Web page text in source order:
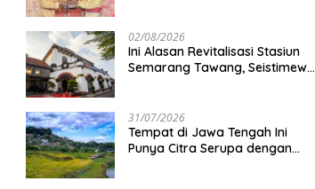
02/08/2026
Ini Alasan Revitalisasi Stasiun
Semarang Tawang, Seistimewa
31/07/2026
Tempat di Jawa Tengah Ini
Punya Citra Serupa dengan